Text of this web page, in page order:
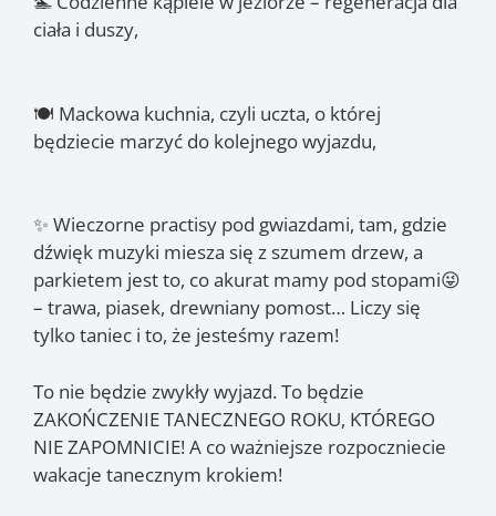
ciała i duszy,
🍽 Mackowa kuchnia, czyli uczta, o której
będziecie marzyć do kolejnego wyjazdu,
✨ Wieczorne practisy pod gwiazdami, tam, gdzie
dźwięk muzyki miesza się z szumem drzew, a
parkietem jest to, co akurat mamy pod stopami😜
– trawa, piasek, drewniany pomost… Liczy się
tylko taniec i to, że jesteśmy razem!
To nie będzie zwykły wyjazd. To będzie
ZAKOŃCZENIE TANECZNEGO ROKU, KTÓREGO
NIE ZAPOMNICIE! A co ważniejsze rozpoczniecie
wakacje tanecznym krokiem!